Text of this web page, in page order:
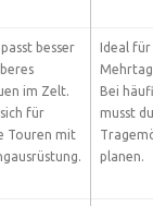
besser
im Zelt.
für
Touren mit
Ideal
Bei
musst
planen.